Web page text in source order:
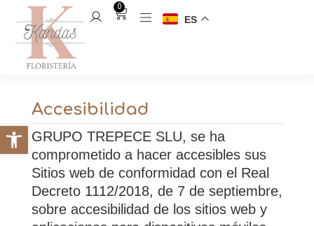
0
ES
Accesibilidad
GRUPO TREPECE SLU, se ha
comprometido a hacer accesibles sus
Sitios web de conformidad con el Real
Decreto 1112/2018, de 7 de septiembre,
sobre accesibilidad de los sitios web y